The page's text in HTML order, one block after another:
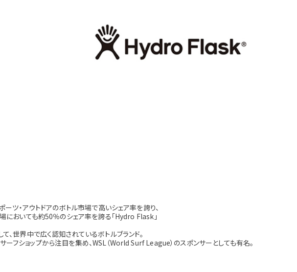
ツ・アウトドアのボトル市場で高いシェア率を誇り、
においても約50％のシェア率を誇る「Hydro Flask」
、世界中で広く認知されているボトルブランド。
フショップから注目を集め、WSL（World Surf League）のスポンサーとしても有名。